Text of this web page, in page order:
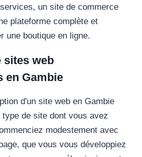
un site de commerce
plateforme complète et
une boutique en ligne.
sites web
en Gambie
d'un site web en Gambie
de site dont vous avez
modestement avec
que vous vous développiez